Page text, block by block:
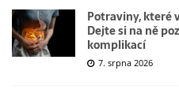
Potraviny, které
Dejte si na ně
komplikací
7. srpna 2026